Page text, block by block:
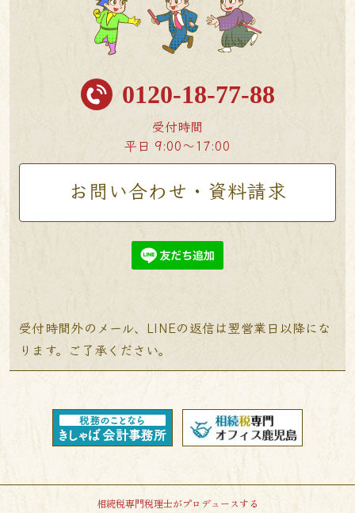
0120-18-77-88
受付時間
平日 9:00〜17:00
お問い合わせ・資料請求
受付時間外のメール、LINEの返信は翌営業日以降にな
ります。ご了承ください。
相続税専門税理士がプロデュースする